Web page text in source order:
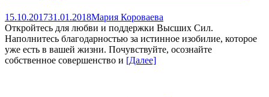
15.10.201731.01.2018Мария Короваева
Откройтесь для любви и поддержки Высших Сил.
Наполнитесь благодарностью за истинное изобилие, которое
уже есть в вашей жизни. Почувствуйте, осознайте
собственное совершенство и [Далее]